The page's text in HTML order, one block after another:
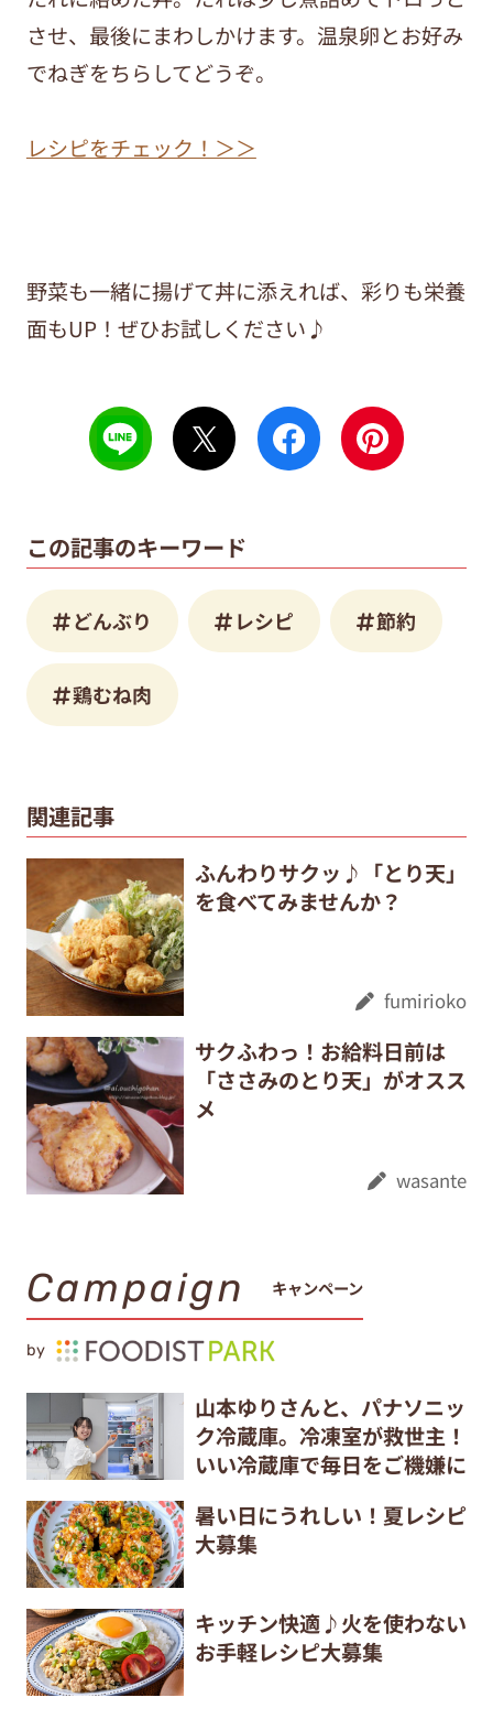
させ、最後にまわしかけます。温泉卵とお好み
でねぎをちらしてどうぞ。
レシピをチェック！＞＞
野菜も一緒に揚げて丼に添えれば、彩りも栄養
面もUP！ぜひお試しください♪
この記事のキーワード
どんぶり レシピ 節約
鶏むね肉
関連記事
ふんわりサクッ♪「とり天」
を食べてみませんか？
fumirioko
サクふわっ！お給料日前は
「ささみのとり天」がオスス
メ
wasante
Campaign キャンペーン
by
山本ゆりさんと、パナソニッ
ク冷蔵庫。冷凍室が救世主！
いい冷蔵庫で毎日をご機嫌に
暑い日にうれしい！夏レシピ
大募集
キッチン快適♪火を使わない
お手軽レシピ大募集